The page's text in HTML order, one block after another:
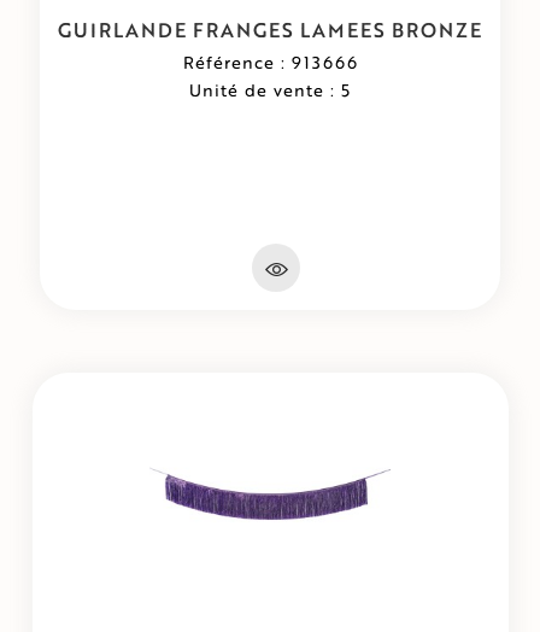
GUIRLANDE FRANGES LAMEES BRONZE
Référence : 913666
Unité de vente : 5